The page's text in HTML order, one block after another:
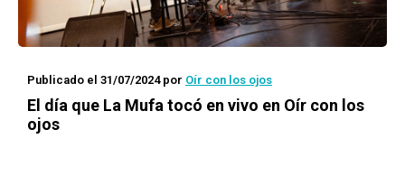
Publicado el 31/07/2024por Oír con los ojos
El día que La Mufa tocó en vivo en Oír con los
ojos